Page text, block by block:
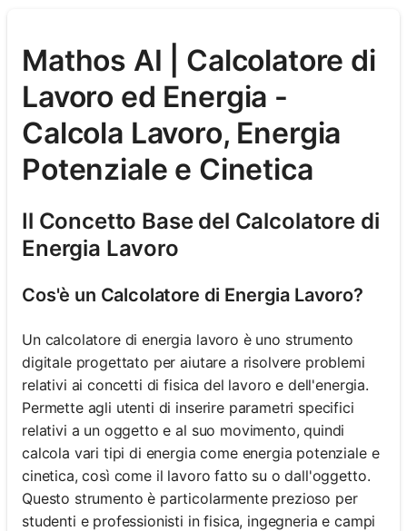
Mathos AI | Calcolatore di
Lavoro ed Energia -
Calcola Lavoro, Energia
Potenziale e Cinetica
Il Concetto Base del Calcolatore di
Energia Lavoro
Cos'è un Calcolatore di Energia Lavoro?
Un calcolatore di energia lavoro è uno strumento
digitale progettato per aiutare a risolvere problemi
relativi ai concetti di fisica del lavoro e dell'energia.
Permette agli utenti di inserire parametri specifici
relativi a un oggetto e al suo movimento, quindi
calcola vari tipi di energia come energia potenziale e
cinetica, così come il lavoro fatto su o dall'oggetto.
Questo strumento è particolarmente prezioso per
studenti e professionisti in fisica, ingegneria e campi